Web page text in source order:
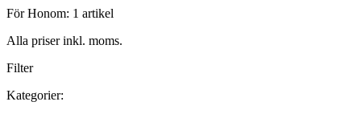
För Honom: 1 artikel
Alla priser inkl. moms.
Filter
Kategorier: